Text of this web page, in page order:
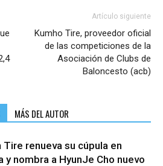
Artículo siguiente
Kumho Tire, proveedor oficial
de las competiciones de la
Asociación de Clubs de
Baloncesto (acb)
MÁS DEL AUTOR
Tire renueva su cúpula en
y nombra a HyunJe Cho nuevo